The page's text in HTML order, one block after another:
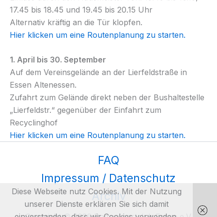
17.45 bis 18.45 und 19.45 bis 20.15 Uhr
Alternativ kräftig an die Tür klopfen.
Hier klicken um eine Routenplanung zu starten.
1. April bis 30. September
Auf dem Vereinsgelände an der Lierfeldstraße in
Essen Altenessen.
Zufahrt zum Gelände direkt neben der Bushaltestelle
„Lierfeldstr.“ gegenüber der Einfahrt zum
Recyclinghof
Hier klicken um eine Routenplanung zu starten.
FAQ
Impressum / Datenschutz
Archiv
Diese Webseite nutz Cookies. Mit der Nutzung
unserer Dienste erklären Sie sich damit